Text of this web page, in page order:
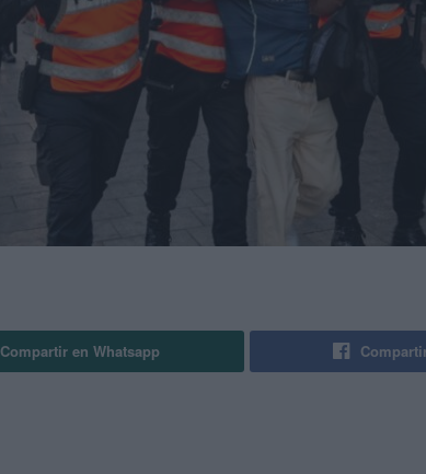
Compartir en Whatsapp